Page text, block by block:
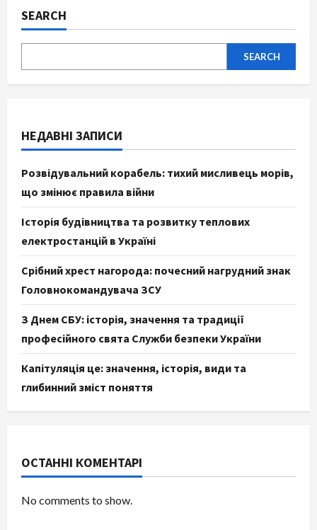
SEARCH
SEARCH
НЕДАВНІ ЗАПИСИ
Розвідувальний корабель: тихий мисливець морів,
що змінює правила війни
Історія будівництва та розвитку теплових
електростанцій в Україні
Срібний хрест нагорода: почесний нагрудний знак
Головнокомандувача ЗСУ
З Днем СБУ: історія, значення та традиції
професійного свята Служби безпеки України
Капітуляція це: значення, історія, види та
глибинний зміст поняття
ОСТАННІ КОМЕНТАРІ
No comments to show.